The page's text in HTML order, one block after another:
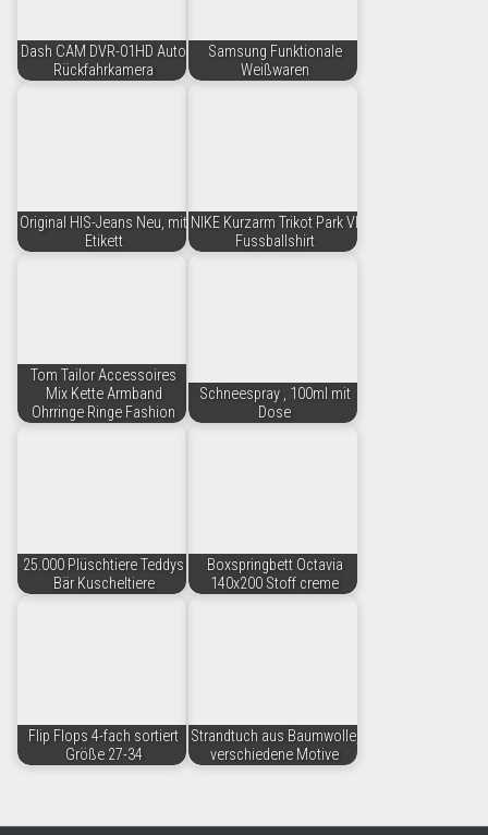
Dash CAM DVR-01HD Auto
Rückfahrkamera
Samsung Funktionale
Weißwaren
Original HIS-Jeans Neu, mit
Etikett
NIKE Kurzarm Trikot Park VI
Fussballshirt
Tom Tailor Accessoires
Mix Kette Armband
Ohrringe Ringe Fashion
Schneespray , 100ml mit
Dose
25.000 Plüschtiere Teddys
Bär Kuscheltiere
Boxspringbett Octavia
140x200 Stoff creme
Flip Flops 4-fach sortiert
Größe 27-34
Strandtuch aus Baumwolle,
verschiedene Motive